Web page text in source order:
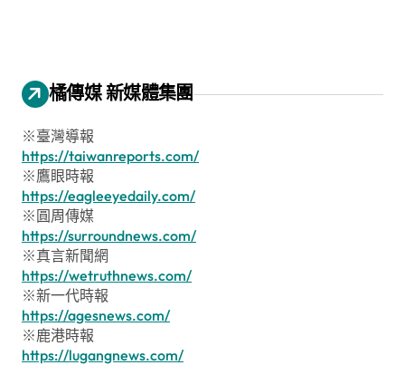
橘傳媒 新媒體集團
※臺灣導報
https://taiwanreports.com/
※鷹眼時報
https://eagleeyedaily.com/
※圓周傳媒
https://surroundnews.com/
※真言新聞網
https://wetruthnews.com/
※新一代時報
https://agesnews.com/
※鹿港時報
https://lugangnews.com/